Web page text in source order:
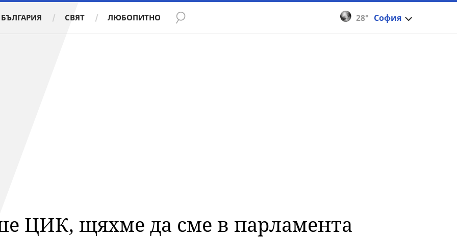
28° София
БЪЛГАРИЯ СВЯТ ЛЮБОПИТНО
ЦИК, щяхме да сме в парламента